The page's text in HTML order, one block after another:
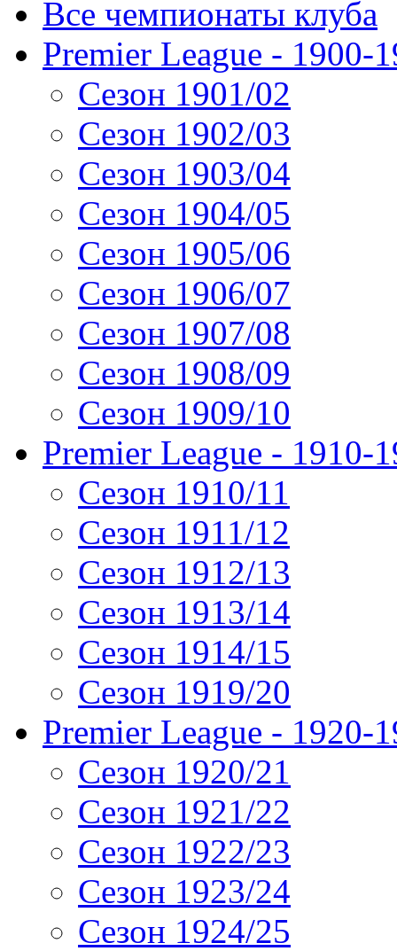
Все чемпионаты клуба
Premier League - 1900-
Сезон 1901/02
Сезон 1902/03
Сезон 1903/04
Сезон 1904/05
Сезон 1905/06
Сезон 1906/07
Сезон 1907/08
Сезон 1908/09
Сезон 1909/10
Premier League - 1910-
Сезон 1910/11
Сезон 1911/12
Сезон 1912/13
Сезон 1913/14
Сезон 1914/15
Сезон 1919/20
Premier League - 1920-
Сезон 1920/21
Сезон 1921/22
Сезон 1922/23
Сезон 1923/24
Сезон 1924/25